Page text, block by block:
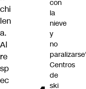
chi
len
a.
Al
re
sp
ec
con
la
nieve
y
no
Centros
de
ski